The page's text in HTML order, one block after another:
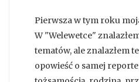
Pierwsza w tym roku
W "Welewetce"
tematów, ale znalazłem
opowieść o samej